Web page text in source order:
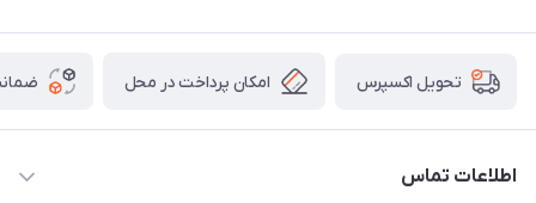
تحویل اکسپرس امکان پرداخت در محل
اطلاعات تماس